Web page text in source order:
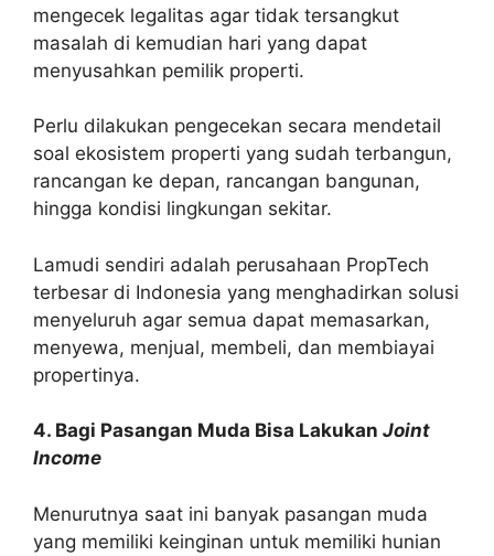
mengecek legalitas agar tidak tersangkut
masalah di kemudian hari yang dapat
menyusahkan pemilik properti.
Perlu dilakukan pengecekan secara mendetail
soal ekosistem properti yang sudah terbangun,
rancangan ke depan, rancangan bangunan,
hingga kondisi lingkungan sekitar.
Lamudi sendiri adalah perusahaan PropTech
terbesar di Indonesia yang menghadirkan solusi
menyeluruh agar semua dapat memasarkan,
menyewa, menjual, membeli, dan membiayai
propertinya.
4. Bagi Pasangan Muda Bisa Lakukan Joint
Income
Menurutnya saat ini banyak pasangan muda
yang memiliki keinginan untuk memiliki hunian